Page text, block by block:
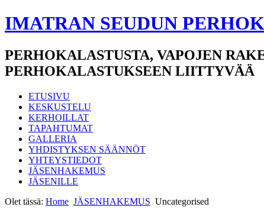
IMATRAN SEUDUN
PERHOKALASTUSTA, VAPOJEN
PERHOKALASTUKSEEN LIITTYVÄÄ
ETUSIVU
KESKUSTELU
KERHOILLAT
TAPAHTUMAT
GALLERIA
YHDISTYKSEN SÄÄNNÖT
YHTEYSTIEDOT
JÄSENHAKEMUS
JÄSENILLE
Olet tässä: Home JÄSENHAKEMUS Uncategorised